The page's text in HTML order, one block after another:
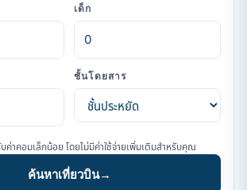
เด็ก
ชั้นโดยสาร
ค่าคอมเล็กน้อย โดยไม่มีค่าใช้จ่ายเพิ่มเติมสำหรับคุณ
ค้นหาเที่ยวบิน→